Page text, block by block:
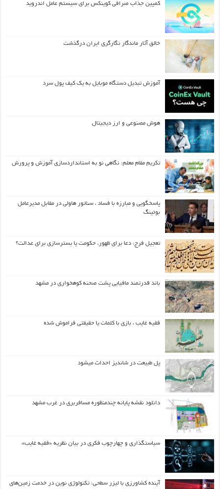
کمپین جذاب صرافی کوینکس برای سیستم عامل اندروید
خالق آثار ماندگار نگارگری ایران درگذشت
آموزش تبدیل دستگاه موبایل به یک کیف‌ پول سرد
هوش مصنوعی و ارز دیجیتال
تکریم مقام معلم: نگاهی نو به استانداردسازی آموزش و پرورش
پاسخگویی و مبارزه با فساد ، سناتور هاولی در مقابل مدیرعامل
بوئینگ
تعجیل فرج: دعا برای ظهور، حکومت یا بسترسازی برای عدالت؟
باند قدرتمند مافیایی پشت صحنه کوهخواری در مشهد
فقیه غایب ، بازی با کلمات یا حقیقتی فراموش شده
پل طبیعت در شاندیز احداث میشود
دانلود نقشه پایانه چندمنظوره مسافربری در غرب مشهد
سیاستگذاری و چهارچوب فکری در بیان نظریه «فقیه غایب»
آینده کشاورزی با لیزر سطحی: تکنولوژی نوین در خدمت زمین‌های